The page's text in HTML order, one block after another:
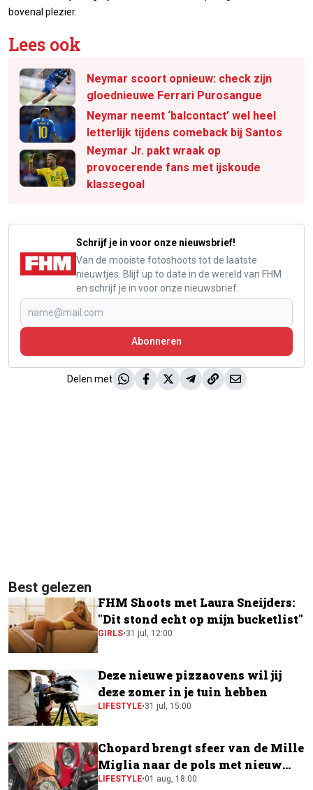
bovenal plezier.
Lees ook
Neymar scoort opnieuw: check zijn
gloednieuwe Ferrari Purosangue
Neymar neemt ‘balcontact’ wel heel
letterlijk tijdens comeback bij Santos
Neymar Jr. pakt wraak op
provocerende fans met ijskoude
klassegoal
Schrijf je in voor onze nieuwsbrief!
Van de mooiste fotoshoots tot de laatste
nieuwtjes. Blijf up to date in de wereld van FHM
en schrijf je in voor onze nieuwsbrief.
Abonneren
Delen met
Best gelezen
FHM Shoots met Laura Sneijders:
"Dit stond echt op mijn bucketlist"
GIRLS•31 jul, 12:00
Deze nieuwe pizzaovens wil jij
deze zomer in je tuin hebben
LIFESTYLE•31 jul, 15:00
Chopard brengt sfeer van de Mille
Miglia naar de pols met nieuw
horloge
LIFESTYLE•01 aug, 18:00